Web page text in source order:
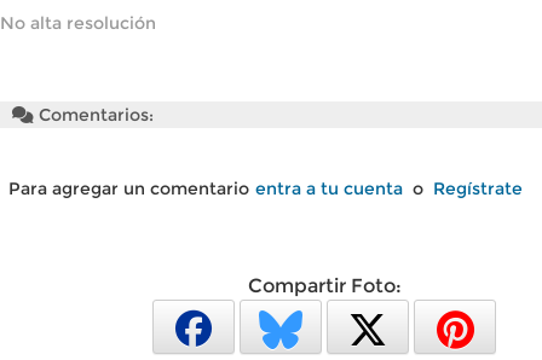
No alta resolución
Comentarios:
Para agregar un comentario entra a tu cuenta o Regístrate
Compartir Foto: